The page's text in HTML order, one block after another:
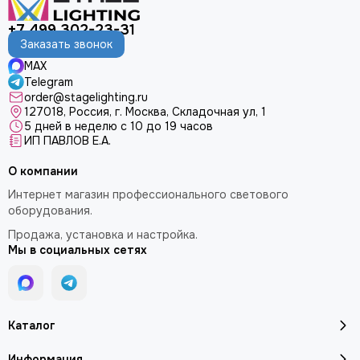
Le Mark
LightCraft
Light Sky
Light Union
Look Solutions
LevelUp цепные тали
MA Lighting
Magmatic FX
Martin
MLB
Neutron
NICOLAUDIE (SUNLITE)
NICOLAUDIE ARCHITECTURAL
OSRAM
PoleStar
+7 499 302-23-31
Заказать звонок
MAX
Telegram
order@stagelighting.ru
127018, Россия, г. Москва, Складочная ул, 1
5 дней в неделю с 10 до 19 часов
ИП ПАВЛОВ Е.А.
Каталог
О компании
Интернет магазин профессионального светового
оборудования.
Продажа, установка и настройка.
Мы в социальных сетях